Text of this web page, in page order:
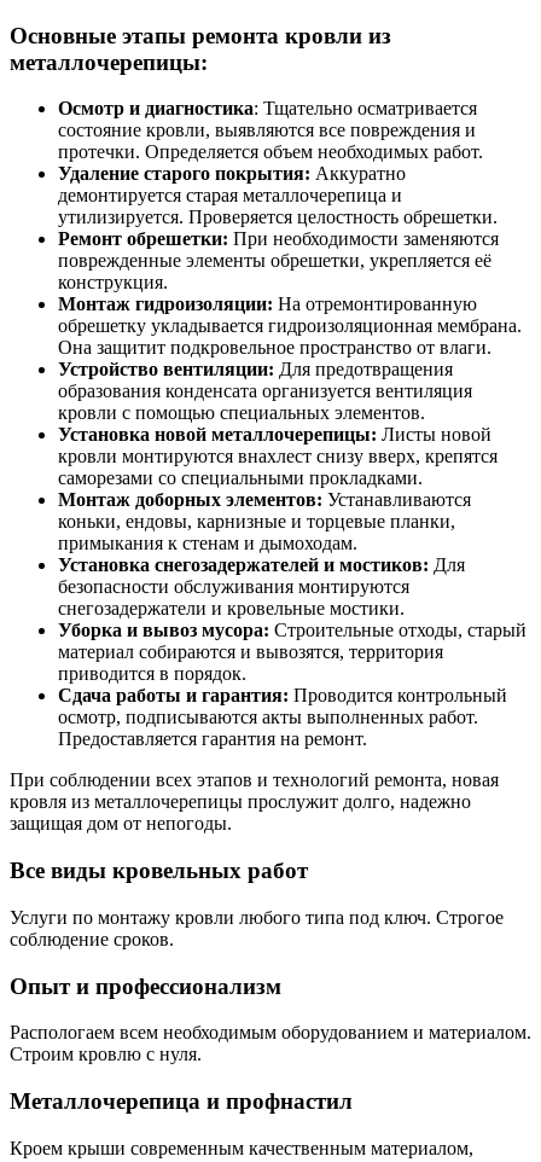
Основные этапы ремонта кровли из
металлочерепицы:
Осмотр и диагностика: Тщательно осматривается
состояние кровли, выявляются все повреждения и
протечки. Определяется объем необходимых работ.
Удаление старого покрытия: Аккуратно
демонтируется старая металлочерепица и
утилизируется. Проверяется целостность обрешетки.
Ремонт обрешетки: При необходимости заменяются
поврежденные элементы обрешетки, укрепляется её
конструкция.
Монтаж гидроизоляции: На отремонтированную
обрешетку укладывается гидроизоляционная мембрана.
Она защитит подкровельное пространство от влаги.
Устройство вентиляции: Для предотвращения
образования конденсата организуется вентиляция
кровли с помощью специальных элементов.
Установка новой металлочерепицы: Листы новой
кровли монтируются внахлест снизу вверх, крепятся
саморезами со специальными прокладками.
Монтаж доборных элементов: Устанавливаются
коньки, ендовы, карнизные и торцевые планки,
примыкания к стенам и дымоходам.
Установка снегозадержателей и мостиков: Для
безопасности обслуживания монтируются
снегозадержатели и кровельные мостики.
Уборка и вывоз мусора: Строительные отходы, старый
материал собираются и вывозятся, территория
приводится в порядок.
Сдача работы и гарантия: Проводится контрольный
осмотр, подписываются акты выполненных работ.
Предоставляется гарантия на ремонт.
При соблюдении всех этапов и технологий ремонта, новая
кровля из металлочерепицы прослужит долго, надежно
защищая дом от непогоды.
Все виды кровельных работ
Услуги по монтажу кровли любого типа под ключ. Строгое
соблюдение сроков.
Опыт и профессионализм
Распологаем всем необходимым оборудованием и материалом.
Строим кровлю с нуля.
Металлочерепица и профнастил
Кроем крыши современным качественным материалом,